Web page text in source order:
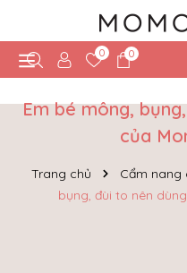
0 0
Em bé mông,
của
Trang chủ Cẩm nang
bụng, đùi to nên